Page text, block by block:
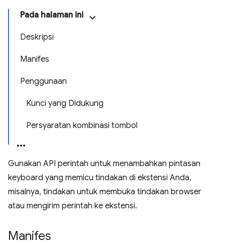
Pada halaman ini
Deskripsi
Manifes
Penggunaan
Kunci yang Didukung
Persyaratan kombinasi tombol
Gunakan API perintah untuk menambahkan pintasan
keyboard yang memicu tindakan di ekstensi Anda,
misalnya, tindakan untuk membuka tindakan browser
atau mengirim perintah ke ekstensi.
Manifes